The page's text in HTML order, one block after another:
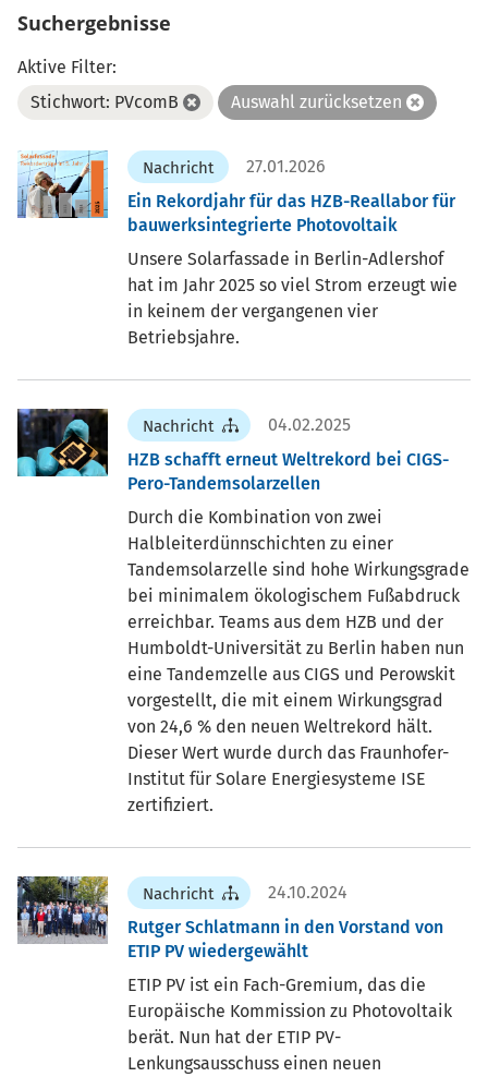
Suchergebnisse
Aktive Filter:
Stichwort: PVcomB
Auswahl zurücksetzen
Nachricht
27.01.2026
Ein Rekordjahr für das HZB-Reallabor für
bauwerksintegrierte Photovoltaik
Unsere Solarfassade in Berlin-Adlershof
hat im Jahr 2025 so viel Strom erzeugt wie
in keinem der vergangenen vier
Betriebsjahre.
Nachricht
04.02.2025
HZB schafft erneut Weltrekord bei CIGS-
Pero-Tandemsolarzellen
Durch die Kombination von zwei
Halbleiterdünnschichten zu einer
Tandemsolarzelle sind hohe Wirkungsgrade
bei minimalem ökologischem Fußabdruck
erreichbar. Teams aus dem HZB und der
Humboldt-Universität zu Berlin haben nun
eine Tandemzelle aus CIGS und Perowskit
vorgestellt, die mit einem Wirkungsgrad
von 24,6 % den neuen Weltrekord hält.
Dieser Wert wurde durch das Fraunhofer-
Institut für Solare Energiesysteme ISE
zertifiziert.
Nachricht
24.10.2024
Rutger Schlatmann in den Vorstand von
ETIP PV wiedergewählt
ETIP PV ist ein Fach-Gremium, das die
Europäische Kommission zu Photovoltaik
berät. Nun hat der ETIP PV-
Lenkungsausschuss einen neuen